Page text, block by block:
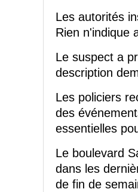
Les autorités
Rien n'indique
Le suspect a
description
Les policiers
des
essentielles
Le boulevard
dans les
de fin de